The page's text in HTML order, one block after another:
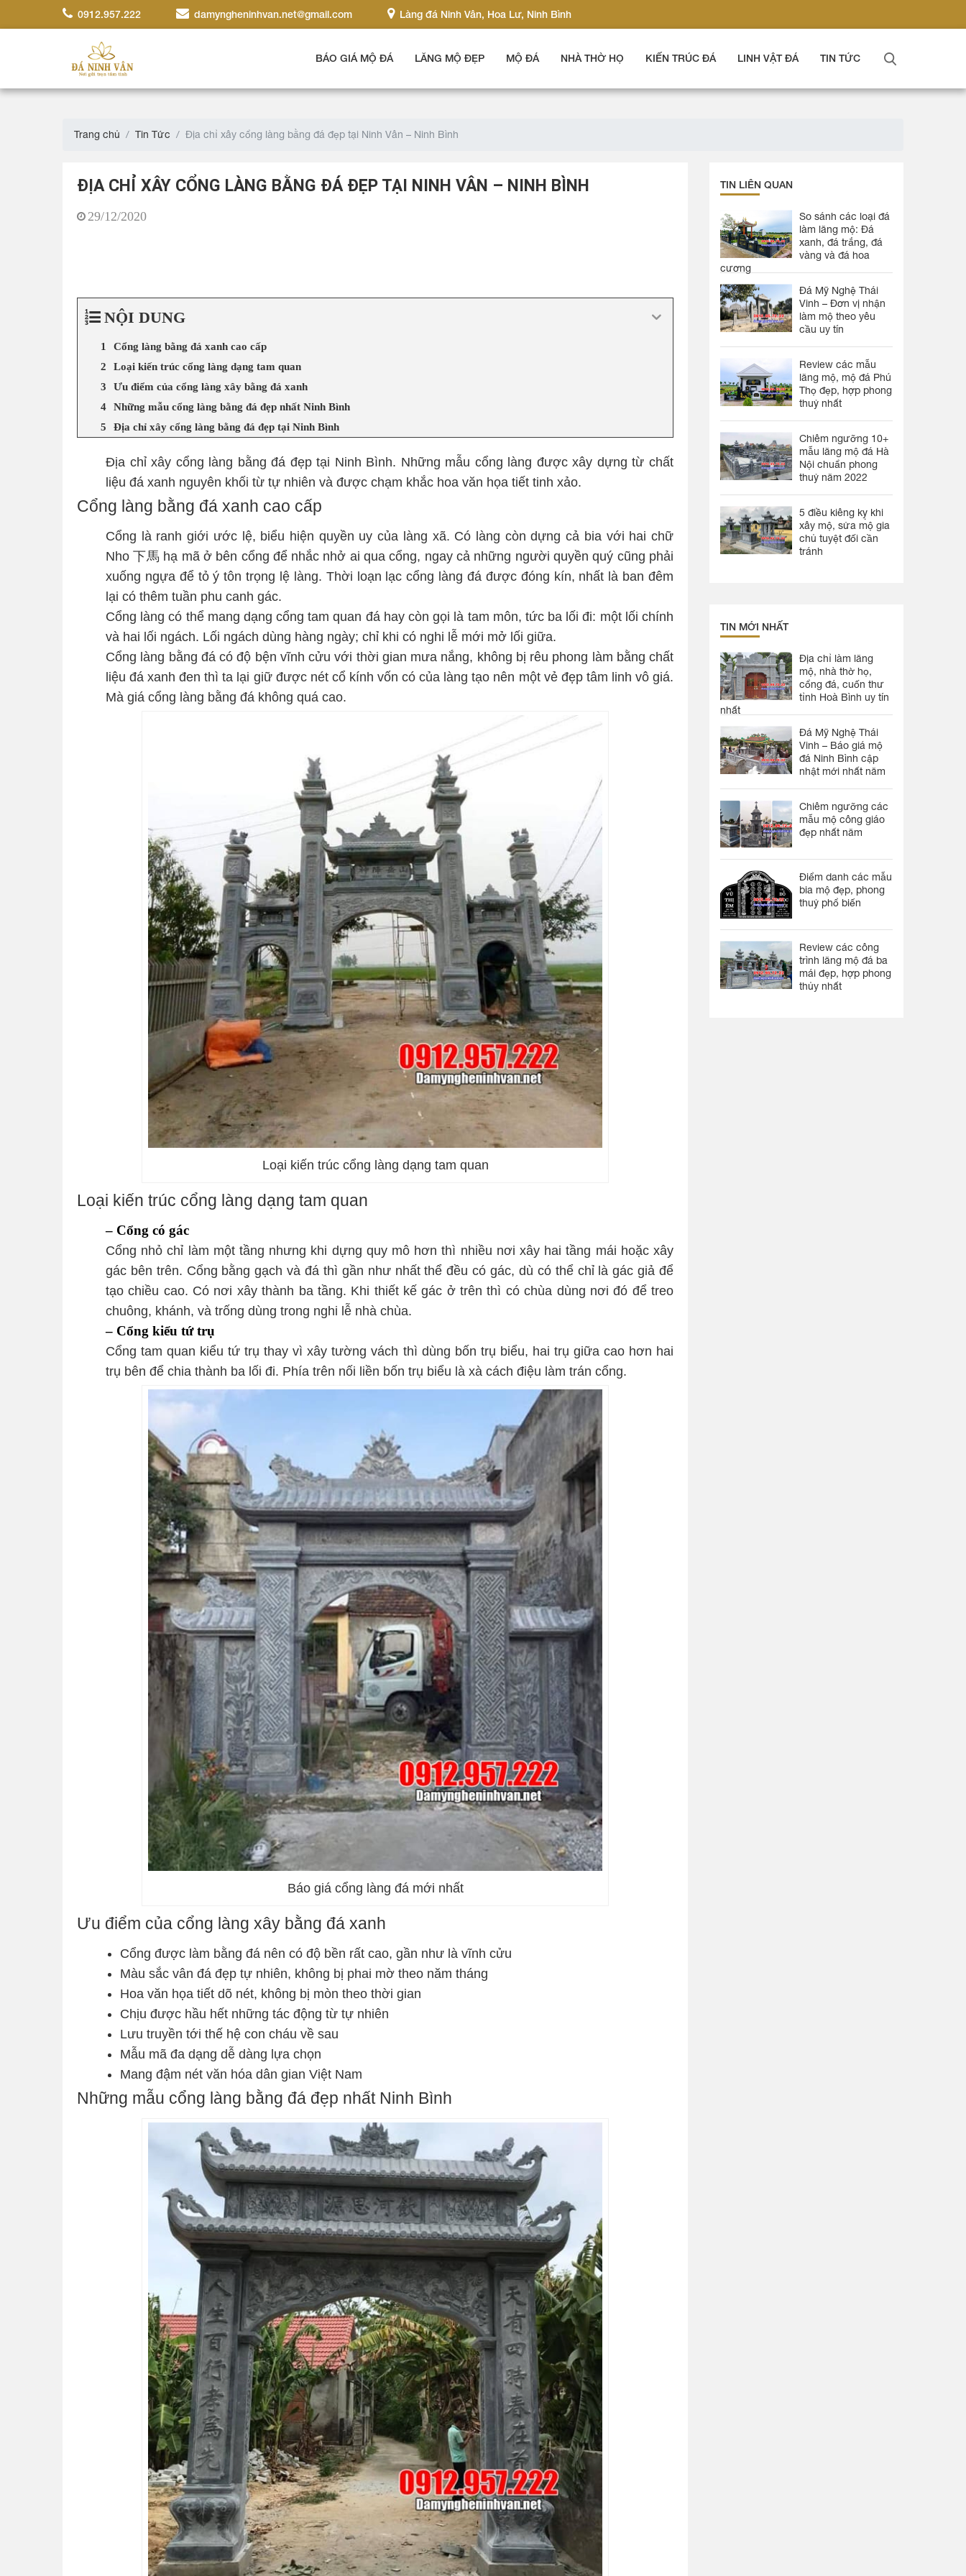
0912.957.222 damyngheninhvan.net@gmail.com Làng đá Ninh Vân, Hoa Lư, Ninh Bình
BÁO GIÁ MỘ ĐÁ LĂNG MỘ ĐẸP MỘ ĐÁ NHÀ THỜ HỌ KIẾN TRÚC ĐÁ LINH VẬT ĐÁ TIN TỨC
Trang chủ Tin Tức Địa chỉ xây cổng làng bằng đá đẹp tại Ninh Vân – Ninh Bình
ĐỊA CHỈ XÂY CỔNG LÀNG BẰNG ĐÁ ĐẸP TẠI NINH VÂN – NINH BÌNH
29/12/2020
NỘI DUNG
Cổng làng bằng đá xanh cao cấp
Loại kiến trúc cổng làng dạng tam quan
Ưu điểm của cổng làng xây bằng đá xanh
Những mẫu cổng làng bằng đá đẹp nhất Ninh Bình
Địa chỉ xây cổng làng bằng đá đẹp tại Ninh Bình
Địa chỉ xây cổng làng bằng đá đẹp tại Ninh Bình. Những mẫu cổng làng được xây dựng từ chất
liệu đá xanh nguyên khối từ tự nhiên và được chạm khắc hoa văn họa tiết tinh xảo.
Cổng làng bằng đá xanh cao cấp
Cổng là ranh giới ước lệ, biểu hiện quyền uy của làng xã. Có làng còn dựng cả bia với hai chữ
Nho 下馬 hạ mã ở bên cổng để nhắc nhở ai qua cổng, ngay cả những người quyền quý cũng phải
xuống ngựa để tỏ ý tôn trọng lệ làng. Thời loạn lạc cổng làng đá được đóng kín, nhất là ban đêm
lại có thêm tuần phu canh gác.
Cổng làng có thể mang dạng cổng tam quan đá hay còn gọi là tam môn, tức ba lối đi: một lối chính
và hai lối ngách. Lối ngách dùng hàng ngày; chỉ khi có nghi lễ mới mở lối giữa.
Cổng làng bằng đá có độ bện vĩnh cửu với thời gian mưa nắng, không bị rêu phong làm bằng chất
liệu đá xanh đen thì ta lại giữ được nét cổ kính vốn có của làng tạo nên một vẻ đẹp tâm linh vô giá.
Mà giá cổng làng bằng đá không quá cao.
Loại kiến trúc cổng làng dạng tam quan
Loại kiến trúc cổng làng dạng tam quan
– Cổng có gác
Cổng nhỏ chỉ làm một tầng nhưng khi dựng quy mô hơn thì nhiều nơi xây hai tầng mái hoặc xây
gác bên trên. Cổng bằng gạch và đá thì gần như nhất thể đều có gác, dù có thể chỉ là gác giả để
tạo chiều cao. Có nơi xây thành ba tầng. Khi thiết kế gác ở trên thì có chùa dùng nơi đó để treo
chuông, khánh, và trống dùng trong nghi lễ nhà chùa.
– Cổng kiểu tứ trụ
Cổng tam quan kiểu tứ trụ thay vì xây tường vách thì dùng bốn trụ biểu, hai trụ giữa cao hơn hai
trụ bên để chia thành ba lối đi. Phía trên nối liền bốn trụ biểu là xà cách điệu làm trán cổng.
Báo giá cổng làng đá mới nhất
Ưu điểm của cổng làng xây bằng đá xanh
Cổng được làm bằng đá nên có độ bền rất cao, gần như là vĩnh cửu
Màu sắc vân đá đẹp tự nhiên, không bị phai mờ theo năm tháng
Hoa văn họa tiết dõ nét, không bị mòn theo thời gian
Chịu được hầu hết những tác động từ tự nhiên
Lưu truyền tới thế hệ con cháu về sau
Mẫu mã đa dạng dễ dàng lựa chọn
Mang đậm nét văn hóa dân gian Việt Nam
Những mẫu cổng làng bằng đá đẹp nhất Ninh Bình
TIN LIÊN QUAN
So sánh các loại đá
làm lăng mộ: Đá
xanh, đá trắng, đá
vàng và đá hoa
cương
Đá Mỹ Nghệ Thái
Vinh – Đơn vị nhận
làm mộ theo yêu
cầu uy tín
Review các mẫu
lăng mộ, mộ đá Phú
Thọ đẹp, hợp phong
thuỷ nhất
Chiêm ngưỡng 10+
mẫu lăng mộ đá Hà
Nội chuẩn phong
thuỷ năm 2022
5 điều kiêng kỵ khi
xây mộ, sửa mộ gia
chủ tuyệt đối cần
tránh
TIN MỚI NHẤT
Địa chỉ làm lăng
mộ, nhà thờ họ,
cổng đá, cuốn thư
tỉnh Hoà Bình uy tín
nhất
Đá Mỹ Nghệ Thái
Vinh – Báo giá mộ
đá Ninh Bình cập
nhật mới nhất năm
Chiêm ngưỡng các
mẫu mộ công giáo
đẹp nhất năm
Điểm danh các mẫu
bia mộ đẹp, phong
thuỷ phổ biến
Review các công
trình lăng mộ đá ba
mái đẹp, hợp phong
thủy nhất